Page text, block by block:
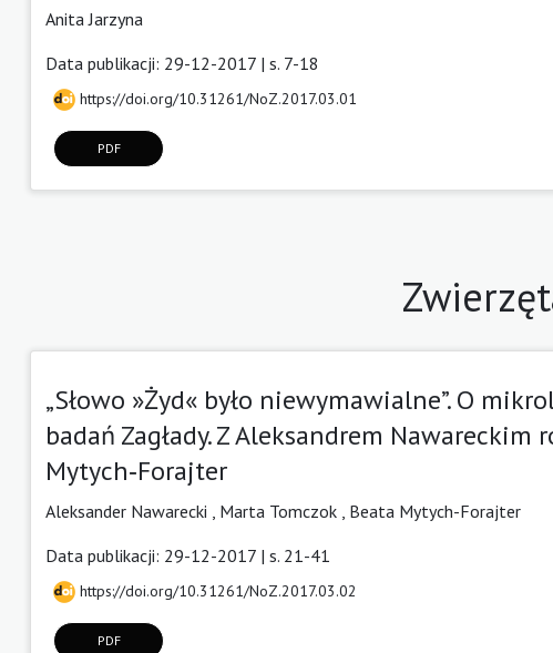
Anita Jarzyna
Data publikacji: 29-12-2017 | s. 7-18
https://doi.org/10.31261/NoZ.2017.03.01
PDF
„Słowo »Żyd« było niewymawialne”. O
badań Zagłady. Z Aleksandrem
Mytych‑Forajter
Aleksander Nawarecki , Marta Tomczok , Beata Mytych-Forajter
Data publikacji: 29-12-2017 | s. 21-41
https://doi.org/10.31261/NoZ.2017.03.02
PDF